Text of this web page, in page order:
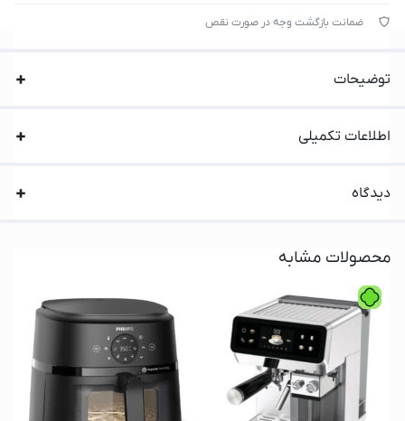
ضمانت بازگشت وجه در صورت نقص
توضیحات
اطلاعات تکمیلی
دیدگاه
محصولات مشابه